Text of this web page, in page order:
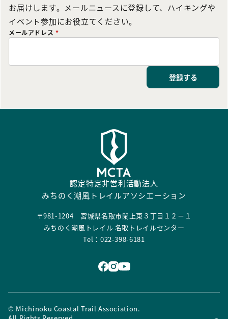
お届けします。メールニュースに登録して、ハイキングや
イベント参加にお役立てください。
メールアドレス *
登録する
認定特定非営利活動法人
みちのく潮風トレイルアソシエーション
〒981-1204 宮城県名取市閖上東３丁目１２－１
みちのく潮風トレイル 名取トレイルセンター
Tel：022-398-6181
© Michinoku Coastal Trail Association.